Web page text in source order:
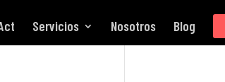
Servicios Nosotros Blog